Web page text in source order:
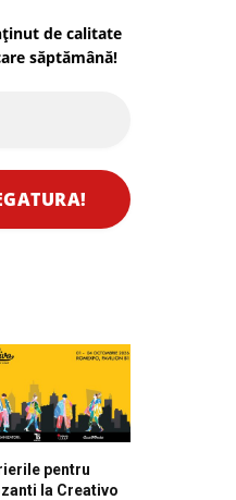
de calitate
săptămână!
pentru
la Creativo